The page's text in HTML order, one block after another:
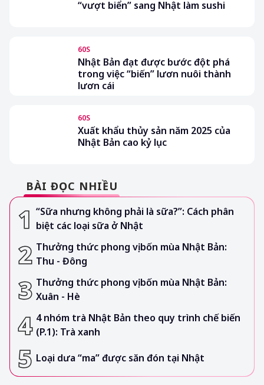
“vượt biển” sang Nhật làm sushi
60S
Nhật Bản đạt được bước đột phá
trong việc “biến” lươn nuôi thành
lươn cái
60S
Xuất khẩu thủy sản năm 2025 của
Nhật Bản cao kỷ lục
BÀI ĐỌC NHIỀU
“Sữa nhưng không phải là sữa?”: Cách phân
biệt các loại sữa ở Nhật
Thưởng thức phong vị bốn mùa Nhật Bản:
Thu - Đông
Thưởng thức phong vị bốn mùa Nhật Bản:
Xuân - Hè
4 nhóm trà Nhật Bản theo quy trình chế biến
(P.1): Trà xanh
Loại dưa “ma” được săn đón tại Nhật